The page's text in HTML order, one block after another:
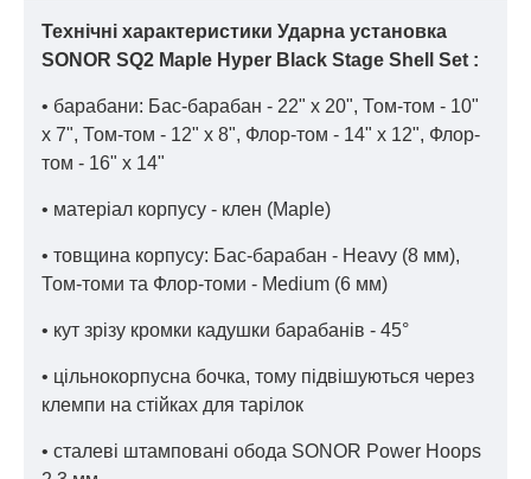
Технічні характеристики Ударна установка
SONOR SQ2 Maple Hyper Black Stage Shell Set :
• барабани: Бас-барабан - 22" x 20", Том-том - 10"
x 7", Том-том - 12" x 8", Флор-том - 14" x 12", Флор-
том - 16" x 14"
• матеріал корпусу - клен (Maple)
• товщина корпусу: Бас-барабан - Heavy (8 мм),
Том-томи та Флор-томи - Medium (6 мм)
• кут зрізу кромки кадушки барабанів - 45°
• цільнокорпусна бочка, тому підвішуються через
клемпи на стійках для тарілок
• сталеві штамповані обода SONOR Power Hoops